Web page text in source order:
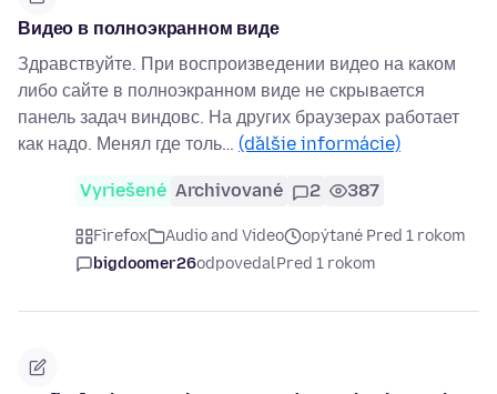
Видео в полноэкранном виде
Здравствуйте. При воспроизведении видео на каком
либо сайте в полноэкранном виде не скрывается
панель задач виндовс. На других браузерах работает
как надо. Менял где толь… (ďalšie informácie)
Vyriešené Archivované 2 387
Firefox Audio and Video
opýtané Pred 1 rokom
bigdoomer26odpovedalPred 1 rokom